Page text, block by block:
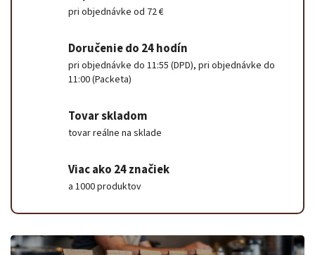
pri objednávke od 72 €
Doručenie do 24 hodín
pri objednávke do 11:55 (DPD), pri objednávke do
11:00 (Packeta)
Tovar skladom
tovar reálne na sklade
Viac ako 24 značiek
a 1000 produktov